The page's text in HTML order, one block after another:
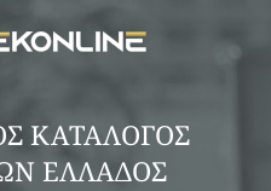
ΚΑΤΑΛΟΓΟΣ
ΕΛΛΑΔΟΣ